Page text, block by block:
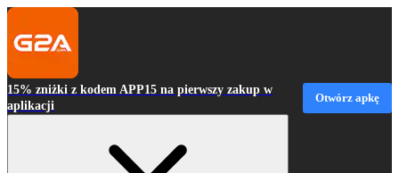
15% zniżki z kodem APP15 na pierwszy zakup w
aplikacji
Otwórz apkę